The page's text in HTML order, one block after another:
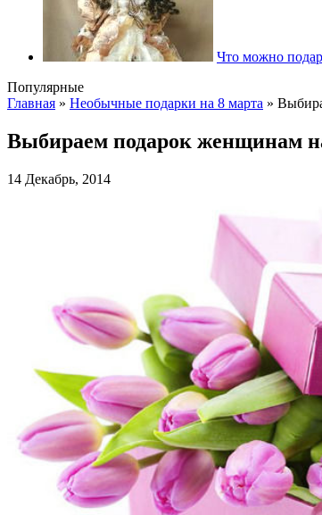
Что можно
Популярные
Главная » Необычные подарки на 8 марта »
Выбираем подарок женщинам
14 Декабрь, 2014